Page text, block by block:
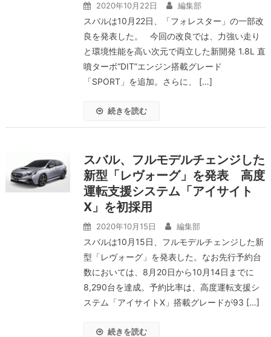
2020年10月22日 編集部
スバルは10月22日、「フォレスター」の一部改
良を発表した。 今回の改良では、力強い走り
と環境性能を高い次元で両立した新開発 1.8L 直
噴ターボ“DIT”エンジン搭載グレード
「SPORT」を追加。さらに、 […]
続きを読む
スバル、フルモデルチェンジした
新型「レヴォーグ」を発表 高度
運転支援システム「アイサイト
X」を初採用
2020年10月15日 編集部
スバルは10月15日、フルモデルチェンジした新
型「レヴォーグ」を発表した。なお先行予約台
数においては、8月20日から10月14日までに
8,290台を達成。予約比率は、高度運転支援シ
ステム「アイサイトX」搭載グレードが93 […]
続きを読む